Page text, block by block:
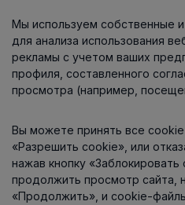
О компании
Информация
Контакты
Мы используем собственные
для анализа использования
рекламы с учетом ваших
профиля, составленного
просмотра (например,
Вы можете принять все
«Разрешить cookie», или
нажав кнопку
продолжить просмотр сайта,
«Продолжить», и cookie-